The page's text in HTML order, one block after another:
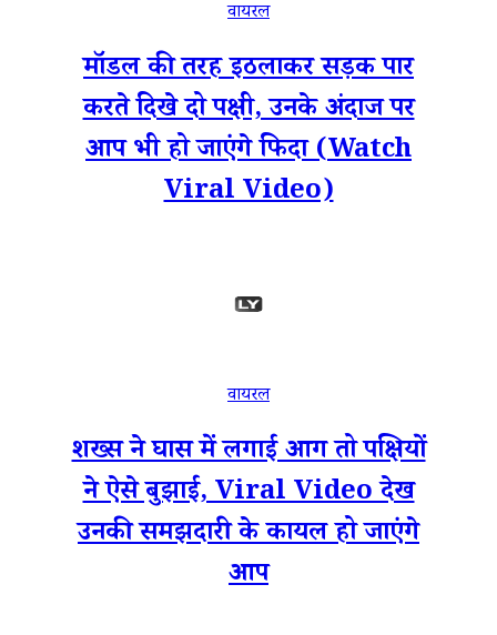
वायरल
मॉडल की तरह इठलाकर सड़क पार
करते दिखे दो पक्षी, उनके अंदाज पर
आप भी हो जाएंगे फिदा (Watch
Viral Video)
वायरल
शख्स ने घास में लगाई आग तो पक्षियों
ने ऐसे बुझाई, Viral Video देख
उनकी समझदारी के कायल हो जाएंगे
आप